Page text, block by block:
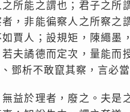
所能之謂也；君子之
，非能徧察人之所察
賈人；設規矩，陳繩
夫譎德而定次，量能
鄧析不敢竄其察，言必
益於理者，廢之。夫